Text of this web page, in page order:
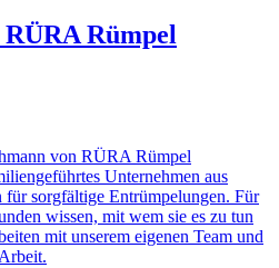
RÜRA Rümpel
von RÜRA Rümpel
Unternehmen aus
für sorgfältige Entrümpelungen. Für
wissen, mit wem sie es zu tun
mit unserem eigenen Team und